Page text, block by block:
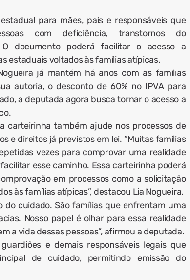
para mães, pais e responsáveis que
com deficiência, transtornos do
O documento poderá facilitar o acesso a
estaduais voltados às famílias atípicas.
já mantém há anos com as famílias
autoria, o desconto de 60% no IPVA para
a deputada agora busca tornar o acesso a
carteirinha também ajude nos processos de
e direitos já previstos em lei. “Muitas famílias
vezes para comprovar uma realidade
esse caminho. Essa carteirinha poderá
em processos como a solicitação
às famílias atípicas”, destacou Lia Nogueira.
cuidado. São famílias que enfrentam uma
Nosso papel é olhar para essa realidade
a vida dessas pessoas”, afirmou a deputada.
e demais responsáveis legais que
de cuidado, permitindo emissão do